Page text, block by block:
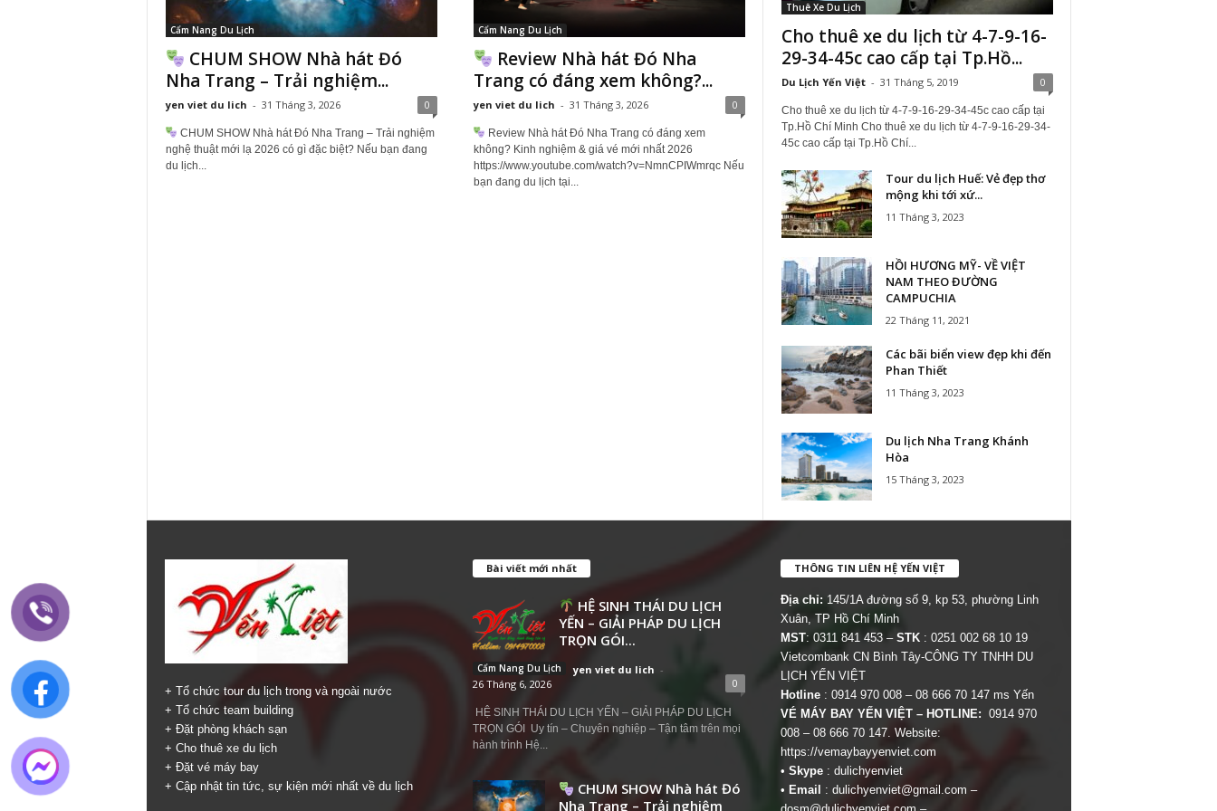
Cẩm Nang Du Lịch
CHUM SHOW Nhà hát Đó
Nha Trang – Trải nghiệm...
yen viet du lich - 31 Tháng 3, 2026 0
CHUM SHOW Nhà hát Đó Nha Trang – Trải nghiệm
nghệ thuật mới lạ 2026 có gì đặc biệt? Nếu bạn đang
du lịch...
Cẩm Nang Du Lịch
Review Nhà hát Đó Nha
Trang có đáng xem không?...
yen viet du lich - 31 Tháng 3, 2026 0
Review Nhà hát Đó Nha Trang có đáng xem
không? Kinh nghiệm & giá vé mới nhất 2026
https://www.youtube.com/watch?v=NmnCPIWmrqc Nếu
bạn đang du lịch tại...
Thuê Xe Du Lịch
Cho thuê xe du lịch từ 4-7-9-16-
29-34-45c cao cấp tại Tp.Hồ...
Du Lịch Yến Việt - 31 Tháng 5, 2019 0
Cho thuê xe du lịch từ 4-7-9-16-29-34-45c cao cấp tại
Tp.Hồ Chí Minh Cho thuê xe du lịch từ 4-7-9-16-29-34-
45c cao cấp tại Tp.Hồ Chí...
Tour du lịch Huế: Vẻ đẹp thơ
mộng khi tới xứ...
11 Tháng 3, 2023
HỒI HƯƠNG MỸ- VỀ VIỆT
NAM THEO ĐƯỜNG
CAMPUCHIA
22 Tháng 11, 2021
Các bãi biển view đẹp khi đến
Phan Thiết
11 Tháng 3, 2023
Du lịch Nha Trang Khánh
Hòa
15 Tháng 3, 2023
+ Tổ chức tour du lịch trong và ngoài nước
+ Tổ chức team building
+ Đặt phòng khách sạn
+ Cho thuê xe du lịch
+ Đặt vé máy bay
+ Cập nhật tin tức, sự kiện mới nhất về du lịch
Bài viết mới nhất
HỆ SINH THÁI DU LỊCH
YẾN – GIẢI PHÁP DU LỊCH
TRỌN GÓI...
Cẩm Nang Du Lịch yen viet du lich -
26 Tháng 6, 2026
0
HỆ SINH THÁI DU LỊCH YẾN – GIẢI PHÁP DU LỊCH
TRỌN GÓI Uy tín – Chuyên nghiệp – Tận tâm trên mọi
hành trình Hệ...
CHUM SHOW Nhà hát Đó
Nha Trang – Trải nghiệm
THÔNG TIN LIÊN HỆ YẾN VIỆT
Địa chỉ: 145/1A đường số 9, kp 53, phường Linh
Xuân, TP Hồ Chí Minh
MST: 0311 841 453 – STK: 0251 002 68 10 19
Vietcombank CN Bình Tây-CÔNG TY TNHH DU
LỊCH YẾN VIỆT
Hotline : 0914 970 008 – 08 666 70 147 ms Yến
VÉ MÁY BAY YẾN VIỆT – HOTLINE: 0914 970
008 – 08 666 70 147. Website:
https://vemaybayyenviet.com
• Skype: dulichyenviet
• Email : dulichyenviet@gmail.com –